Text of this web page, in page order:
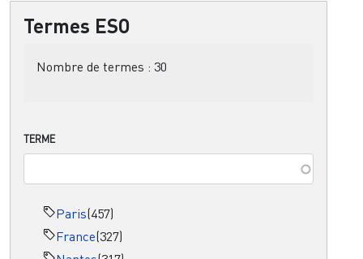
Termes ESO
Nombre de termes : 30
TERME
Paris(457)
France(327)